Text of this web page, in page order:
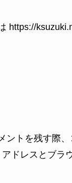
https://
ントを残す際
ドレスとブラ